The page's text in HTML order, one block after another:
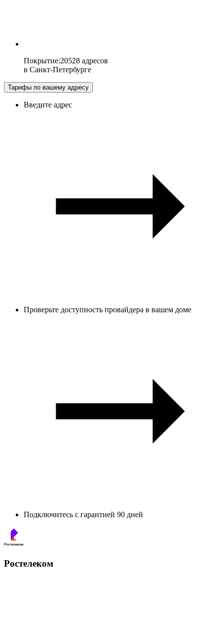
Покрытие:20528 адресов
в Санкт-Петербурге
Тарифы по вашему адресу
Введите адрес
Проверьте доступность провайдера в вашем доме
Подключитесь с гарантией 90 дней
Ростелеком